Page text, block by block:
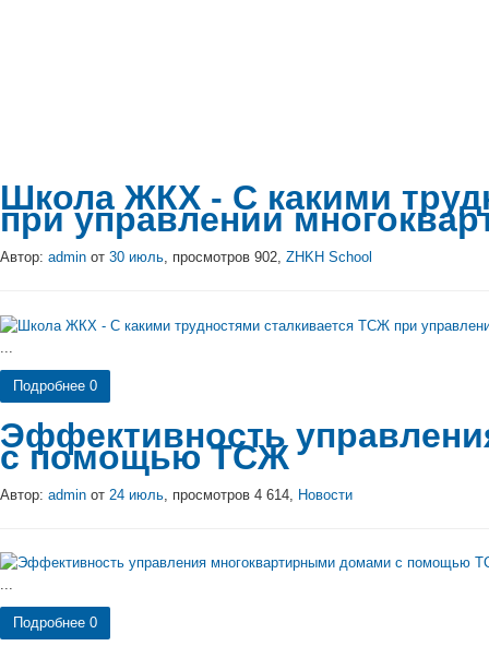
Школа ЖКХ - С какими
при управлении
Автор: admin от 30 июль, просмотров 902, ZHKH School
Подробнее 0
Эффективность
с помощью ТСЖ
Автор: admin от 24 июль , просмотров 4 614, Новости
...
Подробнее 0